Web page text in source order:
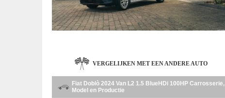
VERGELIJKEN MET EEN ANDERE AUTO
Fiat Doblò 2024 Van L2 1.5 BlueHDi 100HP Carrosserie,
Model en Productie